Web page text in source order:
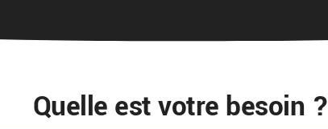
Quelle est votre besoin ?